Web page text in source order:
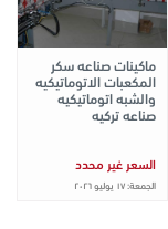
ماكينات صناعه سكر
المكعبات الاتوماتيكيه
والشبه اتوماتيكيه
صناعه تركيه
السعر غير محدد
الجمعة: ١٧ يوليو ٢٠٢٦